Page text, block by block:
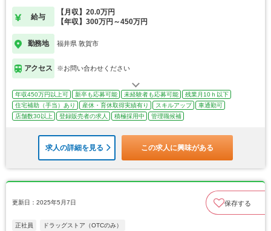
給与
【月収】20.0万円
【年収】300万円～450万円
勤務地 福井県 敦賀市
アクセス ※お問い合わせください
年収450万円以上可 新卒も応募可能 未経験者も応募可能
残業月10ｈ以下
住宅補助（手当）あり
産休・育休取得実績有り スキルアップ
車通勤可
店舗数30以上
登録販売者の求人 積極採用中 管理職候補
求人の詳細を見る この求人に興味がある
更新日：2025年5月7日 保存する
正社員 ドラッグストア（OTCのみ）